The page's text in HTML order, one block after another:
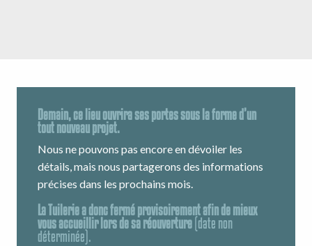
Demain, ce lieu ouvrira ses portes sous la forme d’un
tout nouveau projet.
Nous ne pouvons pas encore en dévoiler les
détails, mais nous partagerons des informations
précises dans les prochains mois.
La Tuilerie a donc fermé provisoirement afin de mieux
vous accueillir lors de sa réouverture (date non
déterminée).